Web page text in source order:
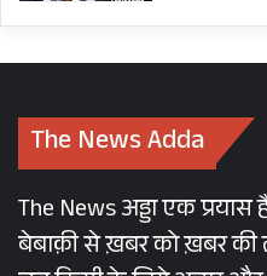
The News Adda
The News अड्डा एक प्रयास
बेबाक़ी से ख़बर को ख़बर